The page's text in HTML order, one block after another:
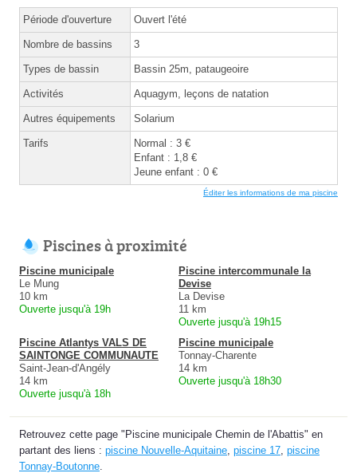
Période d'ouverture Ouvert l'été
Nombre de bassins 3
Types de bassin Bassin 25m, pataugeoire
Activités Aquagym, leçons de natation
Autres équipements Solarium
Tarifs
Normal : 3 €
Enfant : 1,8 €
Jeune enfant : 0 €
Éditer les informations de ma piscine
Piscines à proximité
Piscine municipale
Le Mung
10 km
Ouverte jusqu'à 19h
Piscine intercommunale la
Devise
La Devise
11 km
Ouverte jusqu'à 19h15
Piscine Atlantys VALS DE
SAINTONGE COMMUNAUTE
Saint-Jean-d'Angély
14 km
Ouverte jusqu'à 18h
Piscine municipale
Tonnay-Charente
14 km
Ouverte jusqu'à 18h30
Retrouvez cette page "Piscine municipale Chemin de l'Abattis" en
partant des liens : piscine Nouvelle-Aquitaine, piscine 17, piscine
Tonnay-Boutonne.